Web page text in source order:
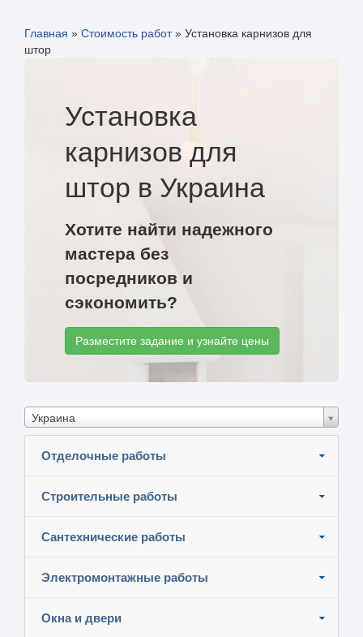
Главная » Стоимость работ» Установка карнизов для
штор
Установка
карнизов для
штор в Украина
Хотите найти надежного
мастера без
посредников и
сэкономить?
Разместите задание и узнайте цены
Украина
Отделочные работы
Строительные работы
Сантехнические работы
Электромонтажные работы
Окна и двери